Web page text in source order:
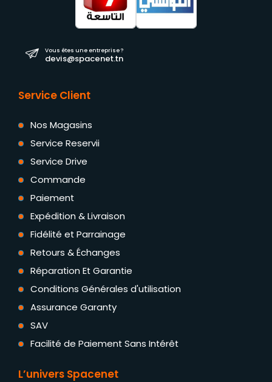
Vous êtes une entreprise ?
devis@spacenet.tn
Service Client
Nos Magasins
Service Reservii
Service Drive
Commande
Paiement
Expédition & Livraison
Fidélité et Parrainage
Retours & Échanges
Réparation Et Garantie
Conditions Générales d'utilisation
Assurance Garanty
SAV
Facilité de Paiement Sans Intérêt
L’univers Spacenet